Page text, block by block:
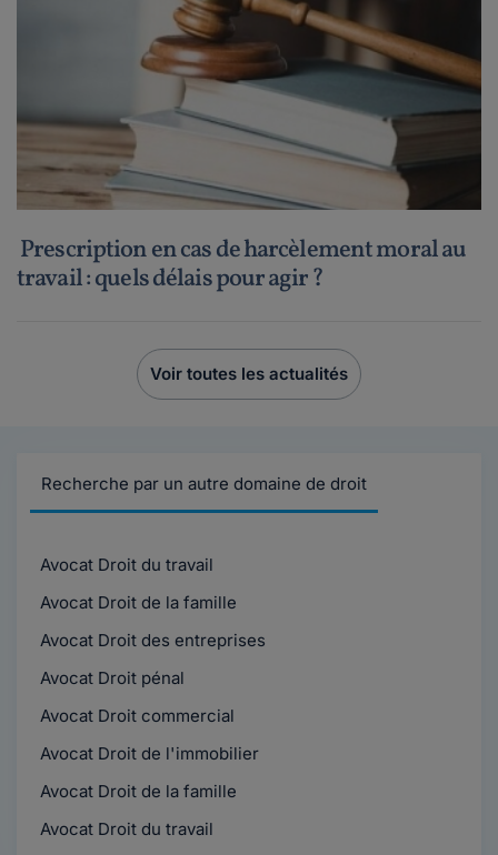
Prescription en cas de harcèlement moral au
travail : quels délais pour agir ?
Voir toutes les actualités
Recherche par un autre domaine de droit
Avocat Droit du travail
Avocat Droit de la famille
Avocat Droit des entreprises
Avocat Droit pénal
Avocat Droit commercial
Avocat Droit de l'immobilier
Avocat Droit de la famille
Avocat Droit du travail